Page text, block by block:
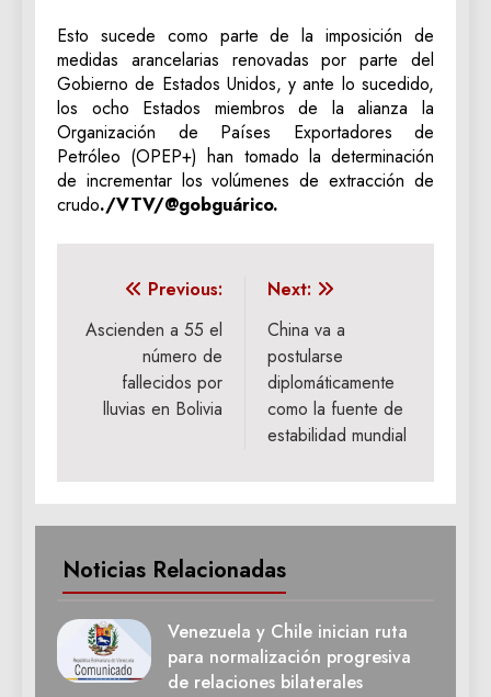
Esto sucede como parte de la imposición de
medidas arancelarias renovadas por parte del
Gobierno de Estados Unidos, y ante lo sucedido,
los ocho Estados miembros de la alianza la
Organización de Países Exportadores de
Petróleo (OPEP+) han tomado la determinación
de incrementar los volúmenes de extracción de
crudo./VTV/@gobguárico.
Navegación
de
entradas
Previous:
Ascienden a 55 el
número de
fallecidos por
lluvias en Bolivia
Next:
China va a
postularse
diplomáticamente
como la fuente de
estabilidad mundial
Noticias Relacionadas
Venezuela y Chile inician ruta
para normalización progresiva
de relaciones bilaterales